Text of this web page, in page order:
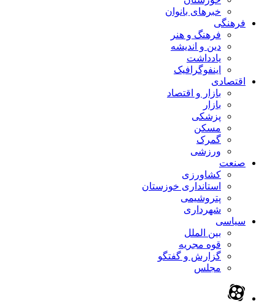
خبرهای بانوان
فرهنگی
فرهنگ و هنر
دین و اندیشه
یادداشت
اینفوگرافیک
اقتصادی
بازار و اقتصاد
بازار
پزشکی
مسکن
گمرک
ورزشی
صنعت
کشاورزی
استانداری خوزستان
پتروشیمی
شهرداری
سیاسی
بین الملل
قوه مجریه
گزارش و گفتگو
مجلس